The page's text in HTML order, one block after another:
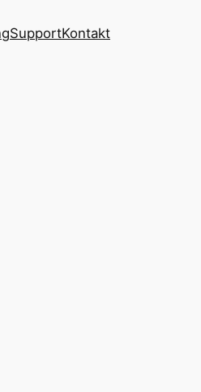
SupportKontakt